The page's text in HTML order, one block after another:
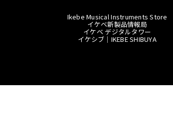
Ikebe Musical Instruments Store
イケベ新製品情報局
イケベ デジタルタワー
イケシブ｜IKEBE SHIBUYA